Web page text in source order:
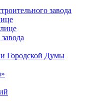
завода
Городской Думы